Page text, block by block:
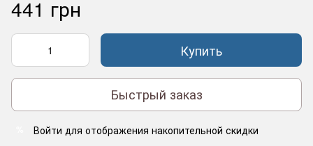
441 грн
Купить
Быстрый заказ
Войти для отображения накопительной скидки